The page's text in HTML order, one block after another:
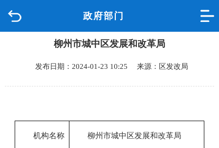
政府部门
新闻中心
柳州市城中区发展和改革局
发布日期：2024-01-23 10:25 来源：区发改局
机构名称 柳州市城中区发展和改革局